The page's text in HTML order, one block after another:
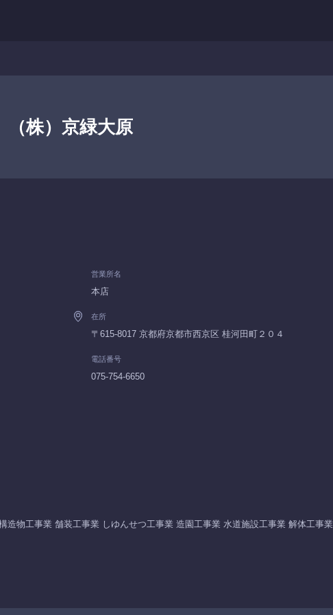
（株）京緑大原
営業所名
本店
在所
〒615-8017 京都府京都市西京区 桂河田町２０４
電話番号
075-754-6650
造物工事業 舗装工事業 しゆんせつ工事業 造園工事業 水道施設工事業 解体工事業